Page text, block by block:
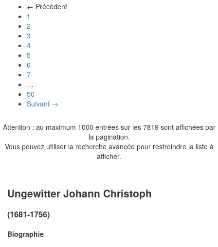
← Précédent
1
2
3
4
5
6
7
…
50
Suivant →
Attention : au maximum 1000 entrées sur les 7819 sont affichées par
la pagination.
Vous pouvez utiliser la recherche avancée pour restreindre la liste à
afficher.
Ungewitter Johann Christoph
(1681-1756)
Biographie